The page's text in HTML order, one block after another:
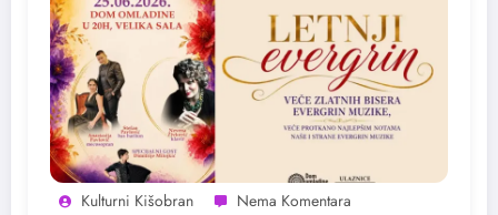
Kulturni Kišobran